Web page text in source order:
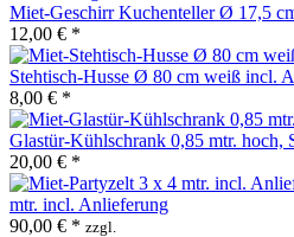
Miet-Geschirr Kuchenteller Ø 17,5
12,00 € *
Stehtisch-Husse Ø 80 cm weiß incl.
8,00 € *
Glastür-Kühlschrank 0,85 mtr. hoch,
20,00 € *
mtr. incl. Anlieferung
90,00 € * zzgl.